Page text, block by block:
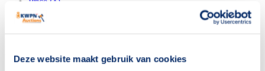
Deze website maakt gebruik van cookies
Price (↓)
Date (↑)
Date (↓)
Ended auctions